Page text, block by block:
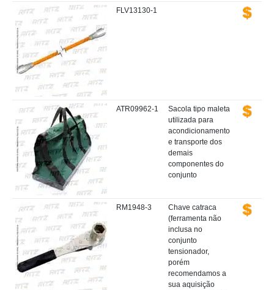
FLV13130-1
ATR09962-1
Sacola tipo maleta
utilizada para
acondicionamento
e transporte dos
demais
componentes do
conjunto
RM1948-3
Chave catraca
(ferramenta não
inclusa no
conjunto
tensionador,
porém
recomendamos a
sua aquisição